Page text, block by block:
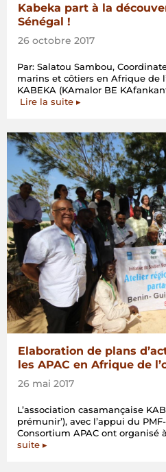
Kabeka part à la
Sénégal !
26 octobre 2017
Par: Salatou Sambou,
marins et côtiers en Afrique de
KABEKA (KAmalor BE
Lire la suite« Kabeka
la
découverte
des
APAC
au
Sénégal
! »
▸
Elaboration de plans
les APAC en Afrique de
26 mai 2017
L’association casamançaise
prémunir’), avec l’appui du
Consortium APAC ont organisé
suite« Elaboration
▸